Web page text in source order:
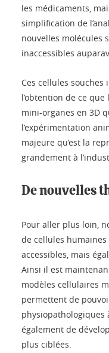
les médicaments,
simplification de
nouvelles molécules
inaccessibles
Ces cellules
l’obtention de ce que
mini-organes en 3D
l’expérimentation
majeure qu’est la
grandement à
De nouvelles
Pour aller plus loin,
de cellules
accessibles, mais
Ainsi il est
modèles cellulaires
permettent de
physiopathologiques
également de
plus ciblées.